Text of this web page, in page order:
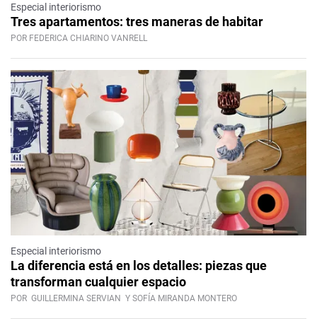
Especial interiorismo
Tres apartamentos: tres maneras de habitar
POR FEDERICA CHIARINO VANRELL
Especial interiorismo
La diferencia está en los detalles: piezas que
transforman cualquier espacio
POR GUILLERMINA SERVIAN Y SOFÍA MIRANDA MONTERO